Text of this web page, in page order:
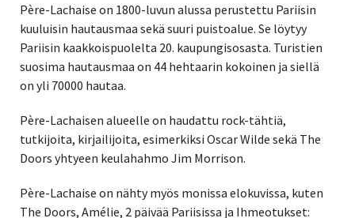
Père-Lachaise on 1800-luvun alussa perustettu Pariisin
kuuluisin hautausmaa sekä suuri puistoalue. Se löytyy
Pariisin kaakkoispuolelta 20. kaupungisosasta. Turistien
suosima hautausmaa on 44 hehtaarin kokoinen ja siellä
on yli 70000 hautaa.
Père-Lachaisen alueelle on haudattu rock-tähtiä,
tutkijoita, kirjailijoita, esimerkiksi Oscar Wilde sekä The
Doors yhtyeen keulahahmo Jim Morrison.
Père-Lachaise on nähty myös monissa elokuvissa, kuten
The Doors, Amélie, 2 päivää Pariisissa ja Ihmeotukset: